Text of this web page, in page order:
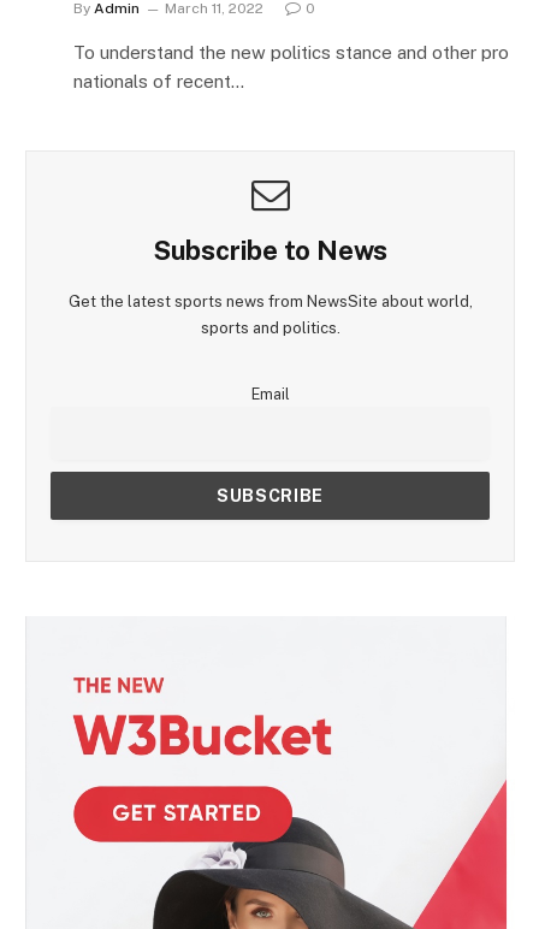
By Admin March 11, 2022 0
To understand the new politics stance and other pro
nationals of recent…
Subscribe to News
Get the latest sports news from NewsSite about world,
sports and politics.
Email